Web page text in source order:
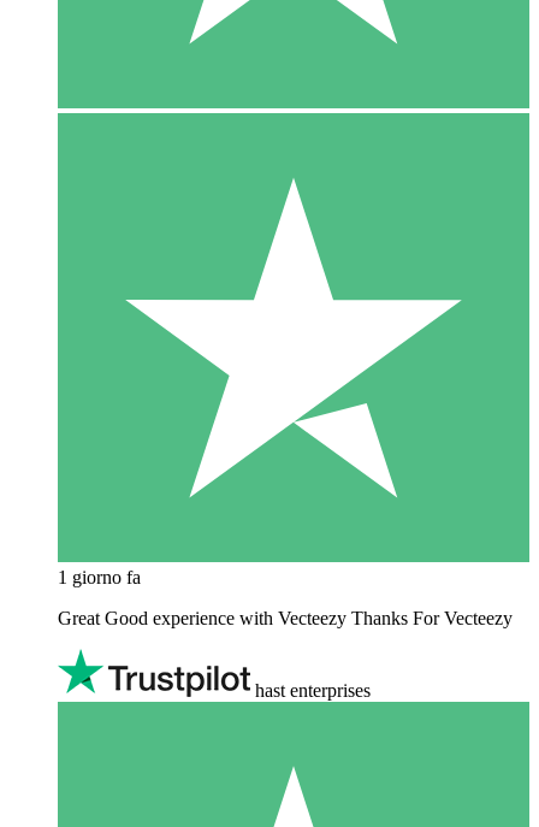
1 giorno fa
Great Good experience with Vecteezy Thanks For Vecteezy
hast enterprises